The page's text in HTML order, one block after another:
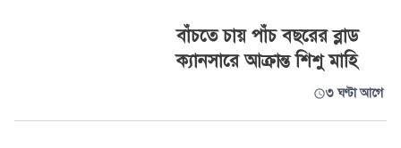
বাঁচতে চায় পাঁচ বছরের ব্লাড
ক্যানসারে আক্রান্ত শিশু মাহি
৩ ঘণ্টা আগে